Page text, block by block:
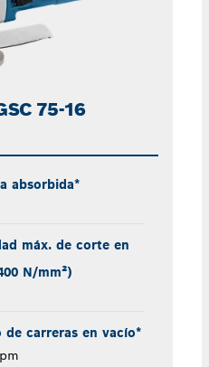
75-16
absorbida*
máx. de corte en
N/mm²)
de carreras en vacío*